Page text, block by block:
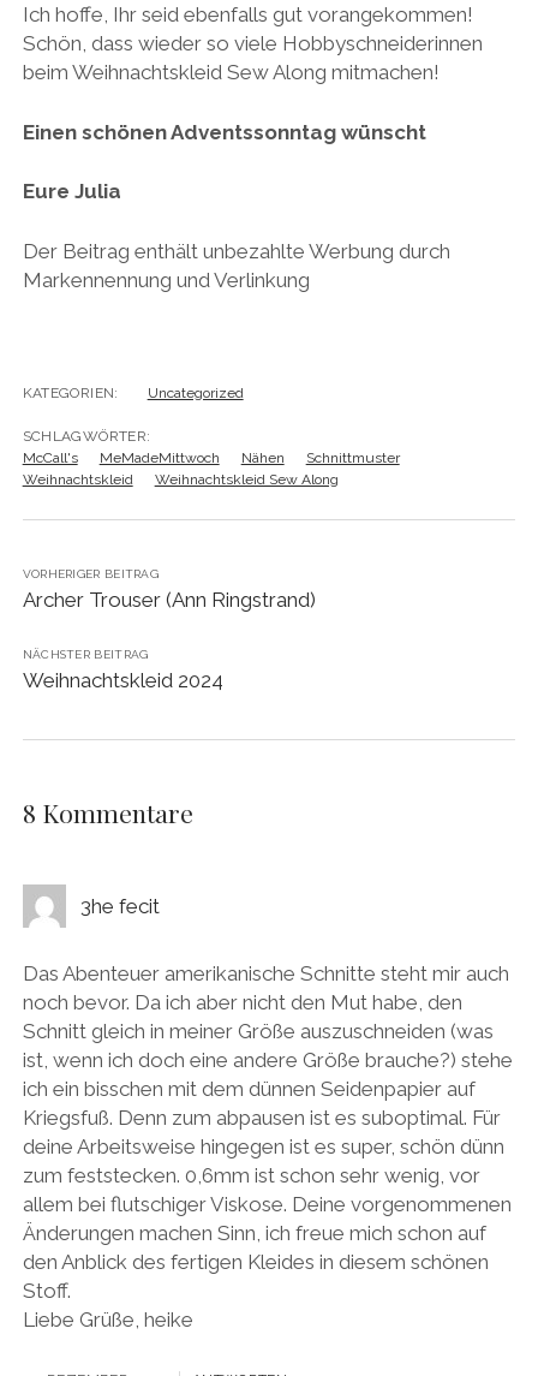
Ich hoffe, Ihr seid ebenfalls gut vorangekommen!
Schön, dass wieder so viele Hobbyschneiderinnen
beim Weihnachtskleid Sew Along mitmachen!
Einen schönen Adventssonntag wünscht
Eure Julia
Der Beitrag enthält unbezahlte Werbung durch
Markennennung und Verlinkung
KATEGORIEN: Uncategorized
SCHLAGWÖRTER:
McCall's
MeMadeMittwoch Nähen
Schnittmuster
Weihnachtskleid
Weihnachtskleid Sew Along
VORHERIGER BEITRAG
Archer Trouser (Ann Ringstrand)
NÄCHSTER BEITRAG
Weihnachtskleid 2024
8 Kommentare
3he fecit
Das Abenteuer amerikanische Schnitte steht mir auch
noch bevor. Da ich aber nicht den Mut habe, den
Schnitt gleich in meiner Größe auszuschneiden (was
ist, wenn ich doch eine andere Größe brauche?) stehe
ich ein bisschen mit dem dünnen Seidenpapier auf
Kriegsfuß. Denn zum abpausen ist es suboptimal. Für
deine Arbeitsweise hingegen ist es super, schön dünn
zum feststecken. 0,6mm ist schon sehr wenig, vor
allem bei flutschiger Viskose. Deine vorgenommenen
Änderungen machen Sinn, ich freue mich schon auf
den Anblick des fertigen Kleides in diesem schönen
Stoff.
Liebe Grüße, heike